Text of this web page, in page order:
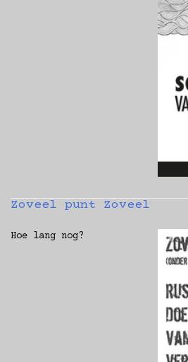
Zoveel punt Zoveel
Hoe lang nog?